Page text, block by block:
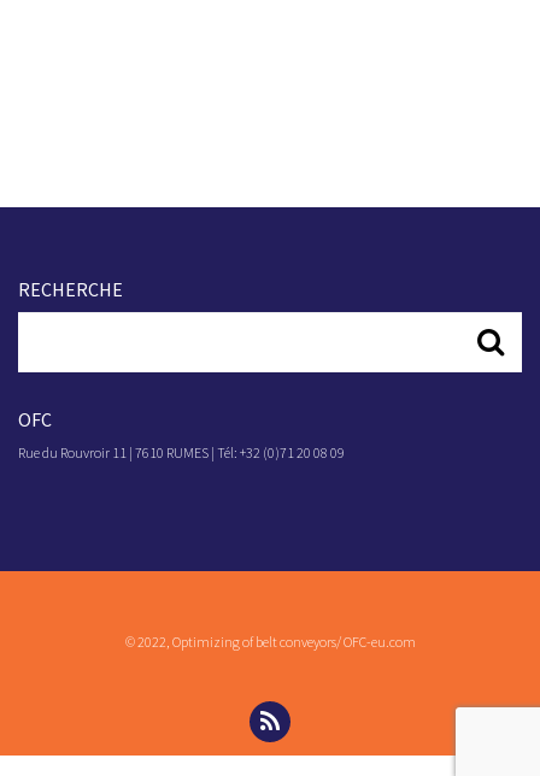
RECHERCHE
OFC
Rue du Rouvroir 11 | 7610 RUMES | Tél: +32 (0)71 20 08 09
© 2022, Optimizing of belt conveyors/ OFC-eu.com